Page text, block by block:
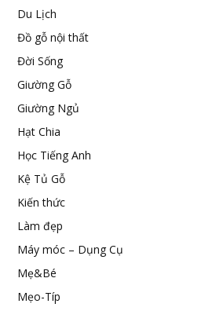
Du Lịch
Đồ gỗ nội thất
Đời Sống
Giường Gỗ
Giường Ngủ
Hạt Chia
Học Tiếng Anh
Kệ Tủ Gỗ
Kiến thức
Làm đẹp
Máy móc – Dụng Cụ
Mẹ&Bé
Mẹo-Típ